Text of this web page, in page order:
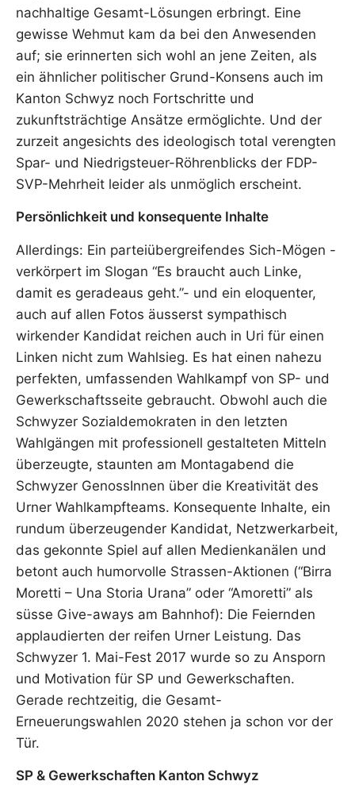
nachhaltige Gesamt-Lösungen erbringt. Eine
gewisse Wehmut kam da bei den Anwesenden
auf; sie erinnerten sich wohl an jene Zeiten, als
ein ähnlicher politischer Grund-Konsens auch im
Kanton Schwyz noch Fortschritte und
zukunftsträchtige Ansätze ermöglichte. Und der
zurzeit angesichts des ideologisch total verengten
Spar- und Niedrigsteuer-Röhrenblicks der FDP-
SVP-Mehrheit leider als unmöglich erscheint.
Persönlichkeit und konsequente Inhalte
Allerdings: Ein parteiübergreifendes Sich-Mögen -
verkörpert im Slogan “Es braucht auch Linke,
damit es geradeaus geht.”- und ein eloquenter,
auch auf allen Fotos äusserst sympathisch
wirkender Kandidat reichen auch in Uri für einen
Linken nicht zum Wahlsieg. Es hat einen nahezu
perfekten, umfassenden Wahlkampf von SP- und
Gewerkschaftsseite gebraucht. Obwohl auch die
Schwyzer Sozialdemokraten in den letzten
Wahlgängen mit professionell gestalteten Mitteln
überzeugte, staunten am Montagabend die
Schwyzer GenossInnen über die Kreativität des
Urner Wahlkampfteams. Konsequente Inhalte, ein
rundum überzeugender Kandidat, Netzwerkarbeit,
das gekonnte Spiel auf allen Medienkanälen und
betont auch humorvolle Strassen-Aktionen (“Birra
Moretti – Una Storia Urana” oder “Amoretti” als
süsse Give-aways am Bahnhof): Die Feiernden
applaudierten der reifen Urner Leistung. Das
Schwyzer 1. Mai-Fest 2017 wurde so zu Ansporn
und Motivation für SP und Gewerkschaften.
Gerade rechtzeitig, die Gesamt-
Erneuerungswahlen 2020 stehen ja schon vor der
Tür.
SP & Gewerkschaften Kanton Schwyz